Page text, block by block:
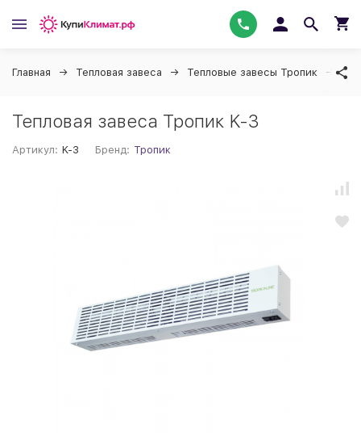
Главная Тепловая завеса Тепловые завесы Тропик
Тепловая завеса Тропик K-3
Артикул: K-3 Бренд: Тропик